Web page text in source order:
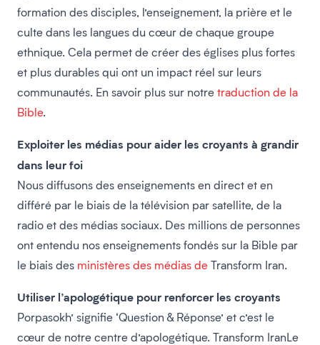
formation des disciples, l’enseignement, la prière et le
culte dans les langues du cœur de chaque groupe
ethnique. Cela permet de créer des églises plus fortes
et plus durables qui ont un impact réel sur leurs
communautés. En savoir plus sur notretraduction de la
Bible.
Exploiter les médias pour aider les croyants à grandir
dans leur foi
Nous diffusons des enseignements en direct et en
différé par le biais de la télévision par satellite, de la
radio et des médias sociaux. Des millions de personnes
ont entendu nos enseignements fondés sur la Bible par
le biais des ministères des médias deTransform Iran.
Utiliser l’apologétique pour renforcer les croyants
Porpasokh’ signifie ‘Question & Réponse’ et c’est le
cœur de notre centre d’apologétique. Transform IranLe